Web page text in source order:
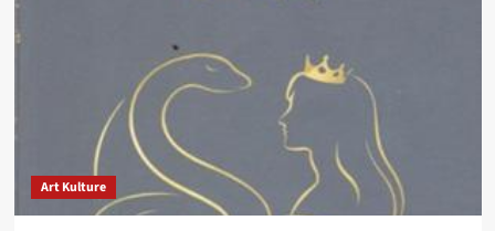
Art Kulture